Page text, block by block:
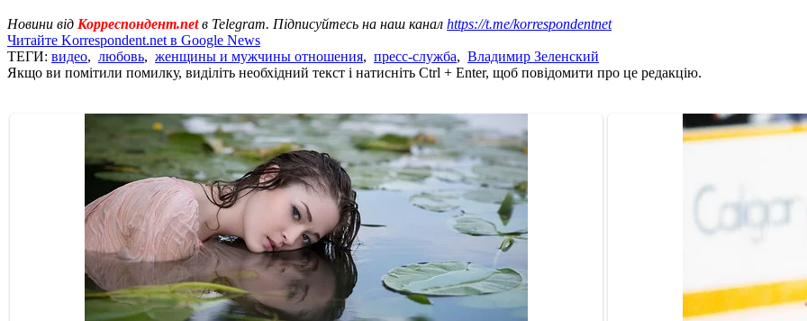
Новини від Корреспондент.netв Telegram. Підписуйтесь на наш канал https://t.me/korrespondentnet
Читайте Korrespondent.net в Google News
ТЕГИ: видео, любовь, женщины и мужчины отношения, пресс-служба, Владимир Зеленский
Якщо ви помітили помилку, виділіть необхідний текст і натисніть Ctrl + Enter, щоб повідомити про це редакцію.